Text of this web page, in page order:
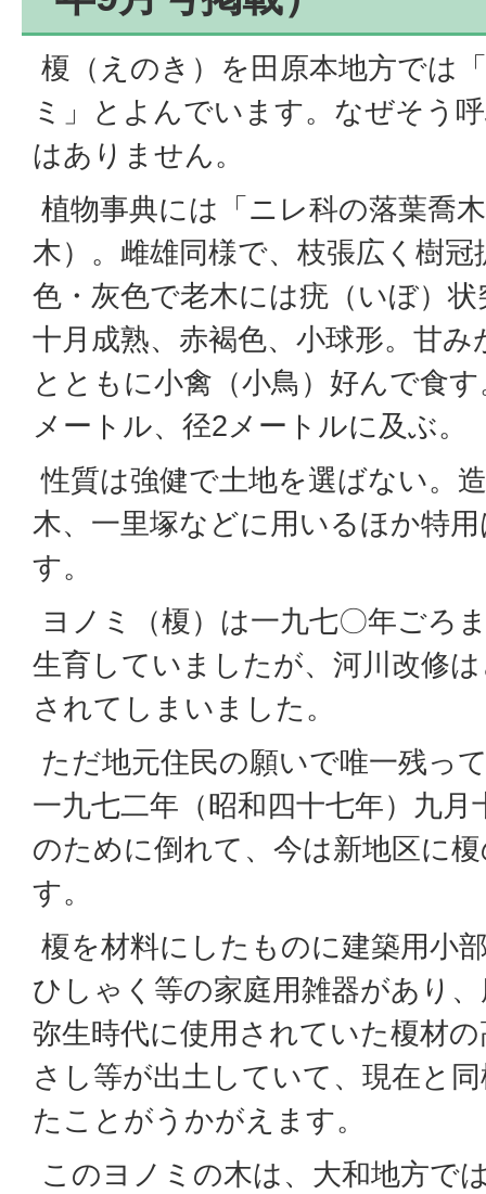
榎（えのき）を田原本地方では
ミ」とよんでいます。なぜそう
はありません。
植物事典には「ニレ科の落葉喬
木）。雌雄同様で、枝張広く樹
色・灰色で老木には疣（いぼ）
十月成熟、赤褐色、小球形。甘
とともに小禽（小鳥）好んで食
メートル、径2メートルに及ぶ。
性質は強健で土地を選ばない。
木、一里塚などに用いるほか特
す。
ヨノミ（榎）は一九七〇年ごろ
生育していましたが、河川改修
されてしまいました。
ただ地元住民の願いで唯一残っ
一九七二年（昭和四十七年）九月
のために倒れて、今は新地区に
す。
榎を材料にしたものに建築用小
ひしゃく等の家庭用雑器があり
弥生時代に使用されていた榎材
さし等が出土していて、現在と
たことがうかがえます。
このヨノミの木は、大和地方で